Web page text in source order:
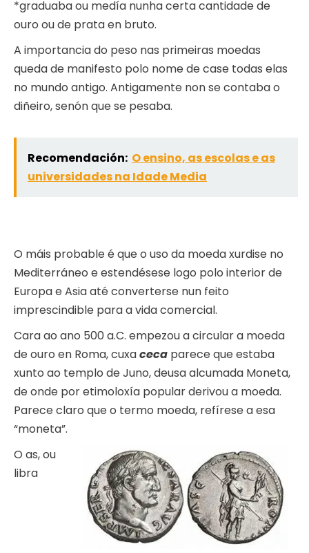
*graduaba ou medía nunha certa cantidade de
ouro ou de prata en bruto.
A importancia do peso nas primeiras moedas
queda de manifesto polo nome de case todas elas
no mundo antigo. Antigamente non se contaba o
diñeiro, senón que se pesaba.
Recomendación: O ensino, as escolas e as
universidades na Idade Media
O máis probable é que o uso da moeda xurdise no
Mediterráneo e estendésese logo polo interior de
Europa e Asia até converterse nun feito
imprescindible para a vida comercial.
Cara ao ano 500 a.C. empezou a circular a moeda
de ouro en Roma, cuxaceca parece que estaba
xunto ao templo de Juno, deusa alcumada Moneta,
de onde por etimoloxía popular derivou a moeda.
Parece claro que o termo moeda, refírese a esa
“moneta”.
O as, ou
libra